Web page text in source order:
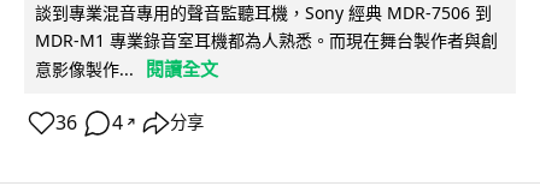
談到專業混音專用的聲音監聽耳機，Sony 經典 MDR-7506 到
MDR-M1 專業錄音室耳機都為人熟悉。而現在舞台製作者與創
意影像製作...
閱讀全文
36 4 ↗ 分享